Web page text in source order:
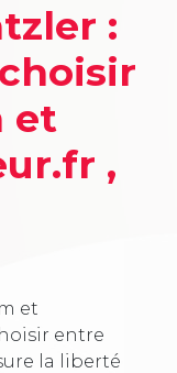
:
et
,
et
entre
la liberté